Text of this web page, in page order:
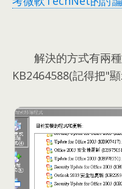
解決的方式有兩種
KB2464588(記得把"